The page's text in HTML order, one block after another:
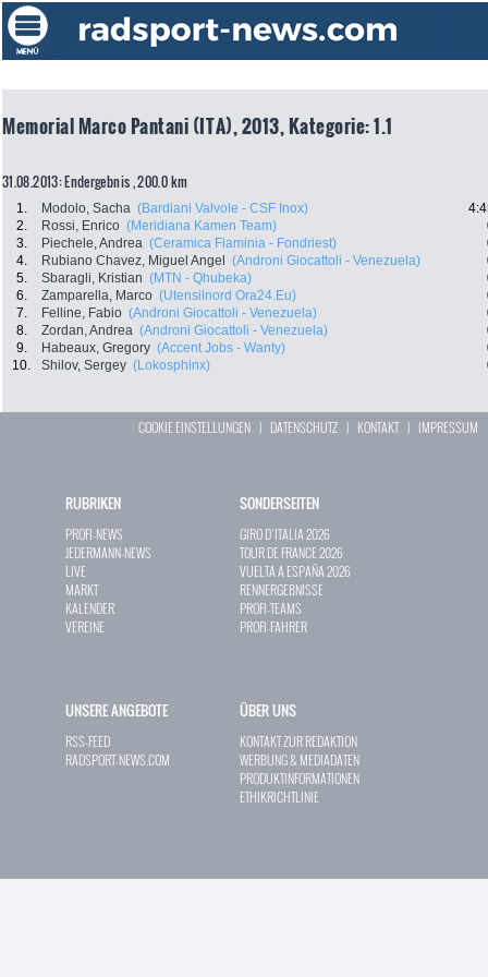
Memorial Marco Pantani (ITA), 2013, Kategorie: 1.1
31.08.2013: Endergebnis , 200.0 km
1. Modolo, Sacha (Bardiani Valvole - CSF Inox)
2.
Rossi, Enrico (Meridiana Kamen Team)
3.
Piechele, Andrea (Ceramica Flaminia - Fondriest)
4.
Rubiano Chavez, Miguel Angel (Androni Giocattoli - Venezuela)
5.
Sbaragli, Kristian (MTN - Qhubeka)
6.
Zamparella, Marco (Utensilnord Ora24.Eu)
7.
Felline, Fabio (Androni Giocattoli - Venezuela)
8.
Zordan, Andrea (Androni Giocattoli - Venezuela)
9.
Habeaux, Gregory (Accent Jobs - Wanty)
10.
Shilov, Sergey (Lokosphinx)
COOKIE EINSTELLUNGEN | DATENSCHUTZ | KONTAKT| IMPRESSUM
RUBRIKEN
PROFI-NEWS
JEDERMANN-NEWS
LIVE
MARKT
KALENDER
VEREINE
SONDERSEITEN
GIRO D`ITALIA 2026
TOUR DE FRANCE 2026
VUELTA A ESPAÑA 2026
RENNERGEBNISSE
PROFI-TEAMS
PROFI-FAHRER
UNSERE ANGEBOTE
RSS-FEED
RADSPORT-NEWS.COM
ÜBER UNS
KONTAKT ZUR REDAKTION
WERBUNG & MEDIADATEN
PRODUKTINFORMATIONEN
ETHIKRICHTLINIE